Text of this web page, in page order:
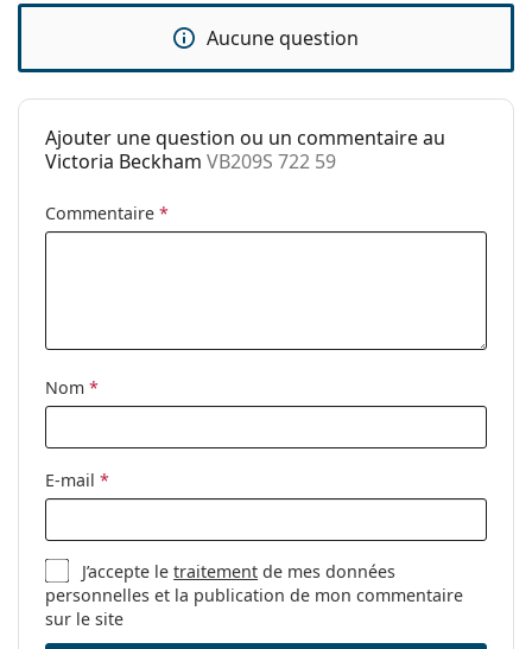
Catégorie:
Lunettes de soleil
Victoria Beckham
Code:
VB209S 722 59
Aucune question
Ajouter une question ou un commentaire au
Victoria Beckham VB209S 722 59
Commentaire *
Nom *
E-mail *
J’accepte letraitement de mes données
personnelles et la publication de mon commentaire
sur le site